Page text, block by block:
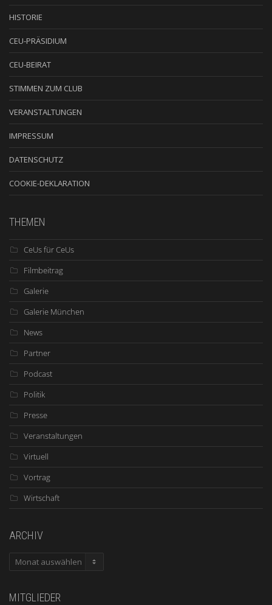
HISTORIE
CEU-PRÄSIDIUM
CEU-BEIRAT
STIMMEN ZUM CLUB
VERANSTALTUNGEN
IMPRESSUM
DATENSCHUTZ
COOKIE-DEKLARATION
THEMEN
CeUs für CeUs
Filmbeitrag
Galerie
Galerie München
News
Partner
Podcast
Politik
Presse
Veranstaltungen
Virtuell
Vortrag
Wirtschaft
ARCHIV
ARCHIV
MITGLIEDER